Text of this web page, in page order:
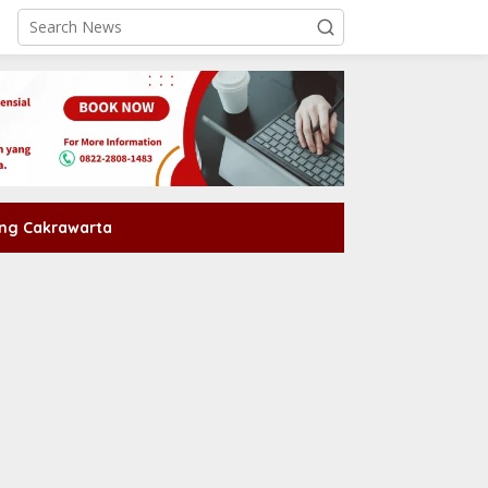
Cakrawarta